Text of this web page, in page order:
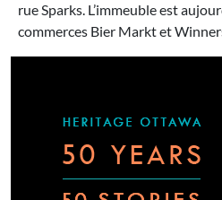
rue Sparks. L’immeuble est
commerces Bier Markt et